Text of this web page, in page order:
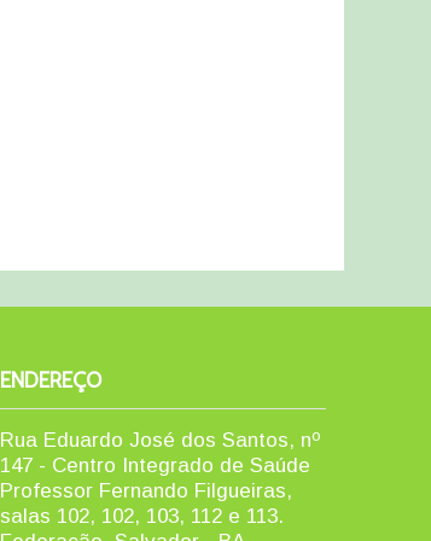
ENDEREÇO
Rua Eduardo José dos Santos, nº
147 - Centro Integrado de Saúde
Professor Fernando Filgueiras,
salas 102, 102, 103, 112 e 113.